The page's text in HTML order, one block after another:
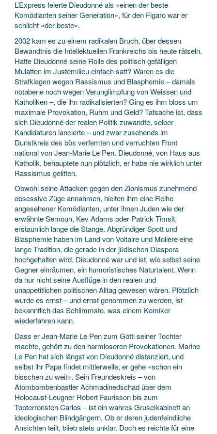
L’Express feierte Dieudonné als «einen der beste
Komödianten seiner Generation», für den Figaro war er
schlicht «der beste».
2002 kam es zu einem radikalen Bruch, über dessen
Bewandtnis die Intellektuellen Frankreichs bis heute rätseln.
Hatte Dieudonné seine Rolle des politisch gefälligen
Mulatten im Justemilieu einfach satt? Waren es die
Strafklagen wegen Rassismus und Blasphemie – damals
notabene noch wegen Verunglimpfung von Weissen und
Katholiken –, die ihn radikalisierten? Ging es ihm bloss um
maximale Provokation, Ruhm und Geld? Tatsache ist, dass
sich Dieudonné der realen Politik zuwandte, selber
Kandidaturen lancierte – und zwar zusehends im
Dunstkreis des bös verfemten und verruchten Front
national von Jean-Marie Le Pen. Dieudonné, von Haus aus
Katholik, behauptete nun plötzlich, er habe nie wirklich unter
Rassismus gelitten.
Obwohl seine Attacken gegen den Zionismus zunehmend
obsessive Züge annahmen, hielten ihm eine Reihe
angesehener Komödianten, unter ihnen Juden wie der
erwähnte Semoun, Kev Adams oder Patrick Timsit,
erstaunlich lange die Stange. Abgründiger Spott und
Blasphemie haben im Land von Voltaire und Molière eine
lange Tradition, die gerade in der jüdischen Diaspora
hochgehalten wird. Dieudonné war und ist, wie selbst seine
Gegner einräumen, ein humoristisches Naturtalent. Wenn
da nur nicht seine Ausflüge in den realen und
unappetitlichen politischen Alltag gewesen wären. Plötzlich
wurde es ernst – und ernst genommen zu werden, ist
bekanntlich das Schlimmste, was einem Komiker
wiederfahren kann.
Dass er Jean-Marie Le Pen zum Götti seiner Tochter
machte, gehört zu den harmloseren Provokationen. Marine
Le Pen hat sich längst von Dieudonné distanziert, und
selbst ihr Papa findet mittlerweile, er gehe «schon ein
bisschen zu weit». Sein Freundeskreis – von
Atombombenbastler Achmadinedschad über dem
Holocaust-Leugner Robert Faurisson bis zum
Topterroristen Carlos – ist ein wahres Gruselkabinett an
ideologischen Blindgängern. Ob er deren judenfeindliche
Ansichten teilt, blieb stets unklar. Doch es reichte für eine